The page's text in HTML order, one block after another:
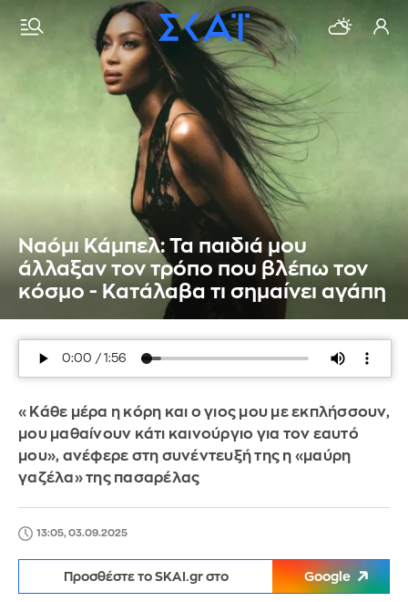
Ναόμι Κάμπελ: Τα παιδιά μου
άλλαξαν τον τρόπο που βλέπω τον
κόσμο - Κατάλαβα τι σημαίνει αγάπη
«Κάθε μέρα η κόρη και ο γιος μου με εκπλήσσουν,
μου μαθαίνουν κάτι καινούργιο για τον εαυτό
μου», ανέφερε στη συνέντευξή της η «μαύρη
γαζέλα» της πασαρέλας
13:05, 03.09.2025
Προσθέστε το SKAI.gr στο Google